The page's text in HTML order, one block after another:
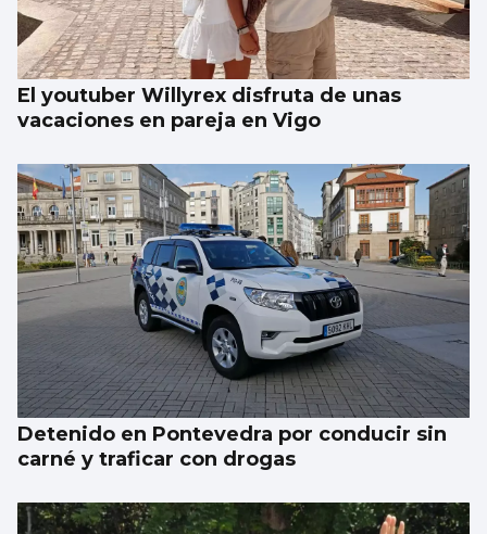
junio en 19 años
El youtuber Willyrex disfruta de unas
vacaciones en pareja en Vigo
Detenido en Pontevedra por conducir sin
carné y traficar con drogas